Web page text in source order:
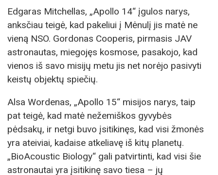
Edgaras Mitchellas, „Apollo 14“ įgulos narys,
anksčiau teigė, kad pakeliui į Mėnulį jis matė ne
vieną NSO. Gordonas Cooperis, pirmasis JAV
astronautas, miegojęs kosmose, pasakojo, kad
vienos iš savo misijų metu jis net norėjo pasivyti
keistų objektų spiečių.
Alsa Wordenas, „Apollo 15“ misijos narys, taip
pat teigė, kad matė nežemiškos gyvybės
pėdsakų, ir netgi buvo įsitikinęs, kad visi žmonės
yra ateiviai, kadaise atkeliavę iš kitų planetų.
„BioAcoustic Biology“ gali patvirtinti, kad visi šie
astronautai yra įsitikinę savo tiesa – jų